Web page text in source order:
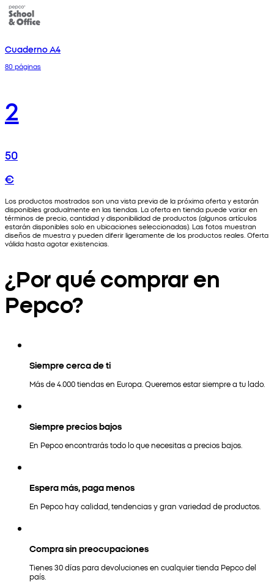
Cuaderno A4
80 páginas
2
50
€
Los productos mostrados son una vista previa de la próxima oferta y estarán
disponibles gradualmente en las tiendas. La oferta en tienda puede variar en
términos de precio, cantidad y disponibilidad de productos (algunos artículos
estarán disponibles solo en ubicaciones seleccionadas). Las fotos muestran
diseños de muestra y pueden diferir ligeramente de los productos reales. Oferta
válida hasta agotar existencias.
¿Por qué comprar en
Pepco?
Siempre cerca de ti
Más de 4.000 tiendas en Europa. Queremos estar siempre a tu lado.
Siempre precios bajos
En Pepco encontrarás todo lo que necesitas a precios bajos.
Espera más, paga menos
En Pepco hay calidad, tendencias y gran variedad de productos.
Compra sin preocupaciones
Tienes 30 días para devoluciones en cualquier tienda Pepco del
país.